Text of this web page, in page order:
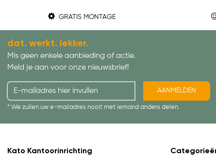
GRATIS MONTAGE
dat. werkt. lekker.
Mis geen enkele aanbieding of actie.
Meld je aan voor onze nieuwsbrief!
AANMELDEN
* We zullen uw e-mailadres nooit met iemand anders delen.
Kato Kantoorinrichting